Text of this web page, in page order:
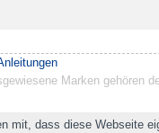
Marken gehören
dass diese